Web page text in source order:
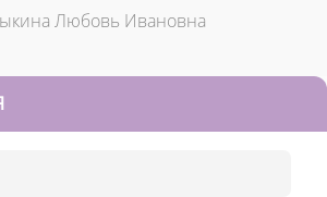
Любовь Ивановна